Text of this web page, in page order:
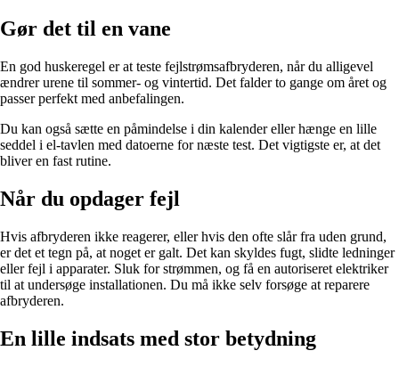
Gør det til en vane
En god huskeregel er at teste fejlstrømsafbryderen, når du alligevel
ændrer urene til sommer- og vintertid. Det falder to gange om året og
passer perfekt med anbefalingen.
Du kan også sætte en påmindelse i din kalender eller hænge en lille
seddel i el-tavlen med datoerne for næste test. Det vigtigste er, at det
bliver en fast rutine.
Når du opdager fejl
Hvis afbryderen ikke reagerer, eller hvis den ofte slår fra uden grund,
er det et tegn på, at noget er galt. Det kan skyldes fugt, slidte ledninger
eller fejl i apparater. Sluk for strømmen, og få en autoriseret elektriker
til at undersøge installationen. Du må ikke selv forsøge at reparere
afbryderen.
En lille indsats med stor betydning